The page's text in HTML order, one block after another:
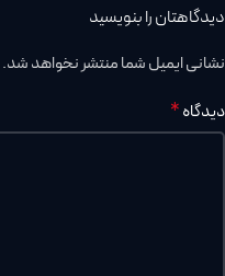
دیدگاهتان را بنویسید
نشانی ایمیل شما منتشر نخواهد شد.
دیدگاه*